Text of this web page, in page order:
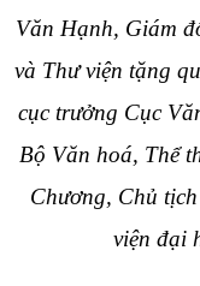
Văn Hạnh, Giám
và Thư viện tặng
cục trưởng Cục
Bộ Văn hoá, Thể
Chương, Chủ
viện đại